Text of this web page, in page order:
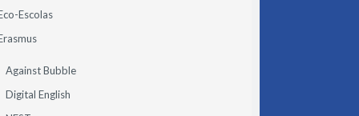
Escolas
Against Bubble
Digital English